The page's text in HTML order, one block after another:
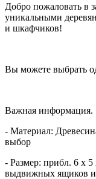
Добро пожаловать в
уникальными
и шкафчиков!
Вы можете выбрать
Важная информация.
- Материал:
выбор
- Размер: прибл. 6 x 5
выдвижных ящиков